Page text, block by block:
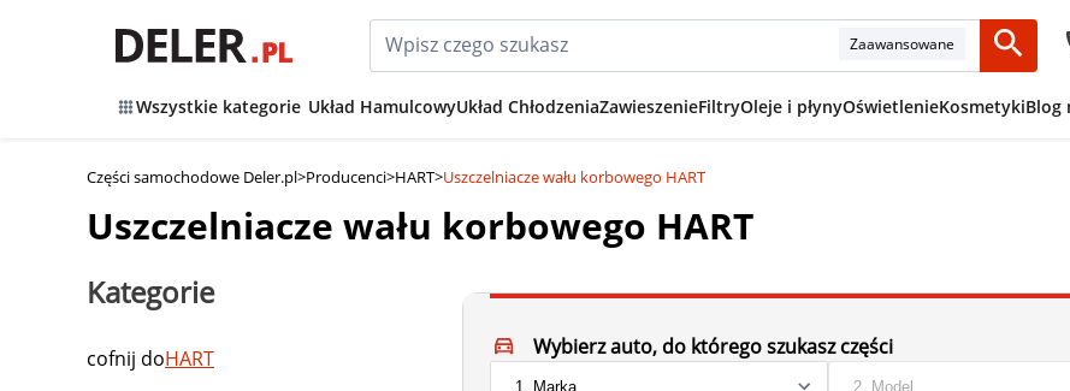
Zaawansowane
Wszystkie kategorie Układ HamulcowyUkład ChłodzeniaZawieszenieFiltryOleje i płynyOświetlenieKosmetykiBlog
Części samochodowe Deler.pl>Producenci>HART>Uszczelniacze wału korbowego HART
Uszczelniacze wału korbowego HART
Kategorie
cofnij doHART Wybierz auto, do którego szukasz części